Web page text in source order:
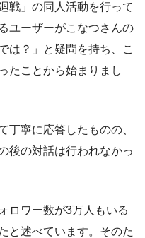
戦」の同人活動を行って
ユーザーがこなつさんの
は？」と疑問を持ち、こ
たことから始まりまし
丁寧に応答したものの、
後の対話は行われなかっ
ロワー数が3万人もいる
と述べています。そのた